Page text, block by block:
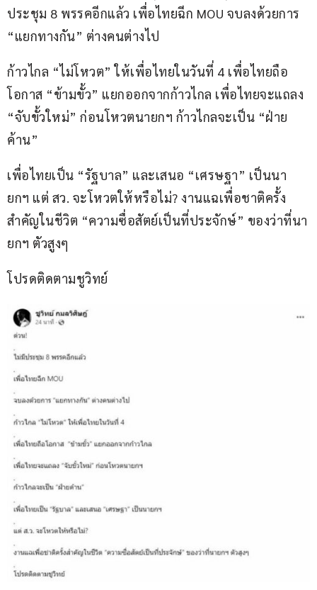
ประชุม 8 พรรคอีกแล้ว เพื่อไทยฉีก MOU จบลงด้วยการ
“แยกทางกัน” ต่างคนต่างไป
ก้าวไกล “ไม่โหวต” ให้เพื่อไทยในวันที่ 4 เพื่อไทยถือ
โอกาส “ข้ามขั้ว” แยกออกจากก้าวไกล เพื่อไทยจะแถลง
“จับขั้วใหม่” ก่อนโหวตนายกฯ ก้าวไกลจะเป็น “ฝ่าย
ค้าน”
เพื่อไทยเป็น “รัฐบาล” และเสนอ “เศรษฐา” เป็นนา
ยกฯ แต่ สว. จะโหวตให้หรือไม่? งานแฉเพื่อชาติครั้ง
สำคัญในชีวิต “ความซื่อสัตย์เป็นที่ประจักษ์” ของว่าที่นา
ยกฯ ตัวสูงๆ
โปรดติดตามชูวิทย์